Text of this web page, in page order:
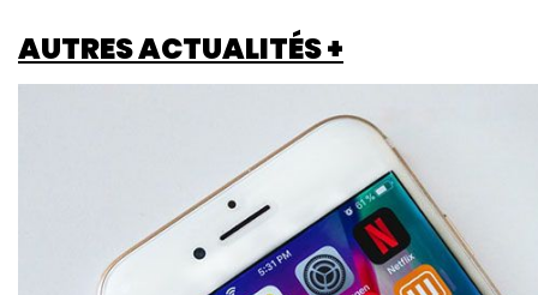
AUTRES ACTUALITÉS +